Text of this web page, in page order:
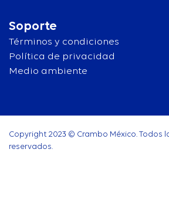
Soporte
Términos y condiciones
Política de privacidad
Medio ambiente
Copyright 2023 © Crambo México. Todos
reservados.